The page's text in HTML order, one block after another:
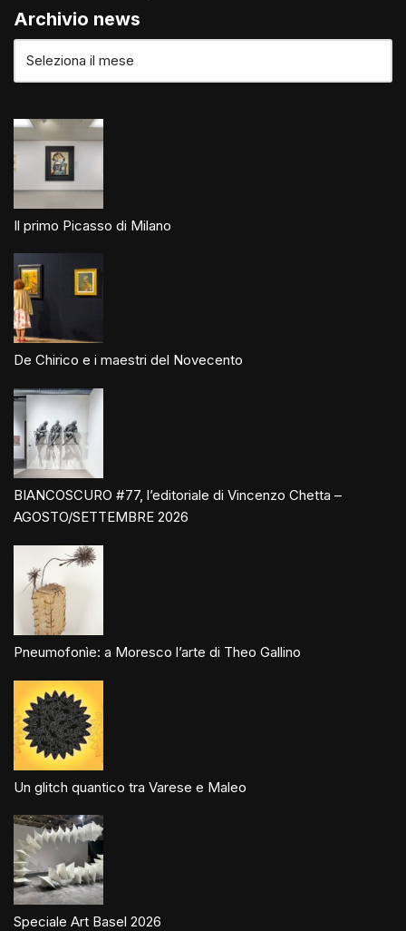
Archivio news
Il primo Picasso di Milano
De Chirico e i maestri del Novecento
BIANCOSCURO #77, l’editoriale di Vincenzo Chetta –
AGOSTO/SETTEMBRE 2026
Pneumofonìe: a Moresco l’arte di Theo Gallino
Un glitch quantico tra Varese e Maleo
Speciale Art Basel 2026